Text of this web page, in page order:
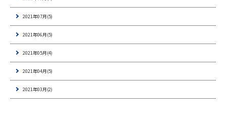
2021年07月(5)
2021年06月(5)
2021年05月(4)
2021年04月(5)
2021年03月(2)